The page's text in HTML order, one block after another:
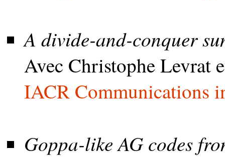
A divide-and-conquer
Avec Christophe Levrat
IACR Communications
Goppa-like AG codes